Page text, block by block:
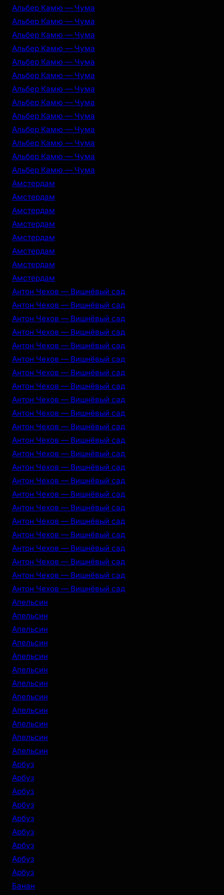
Альбер Камю — Чума
Альбер Камю — Чума
Альбер Камю — Чума
Альбер Камю — Чума
Альбер Камю — Чума
Альбер Камю — Чума
Альбер Камю — Чума
Альбер Камю — Чума
Альбер Камю — Чума
Альбер Камю — Чума
Альбер Камю — Чума
Альбер Камю — Чума
Альбер Камю — Чума
Амстердам
Амстердам
Амстердам
Амстердам
Амстердам
Амстердам
Амстердам
Амстердам
Антон Чехов — Вишнёвый сад
Антон Чехов — Вишнёвый сад
Антон Чехов — Вишнёвый сад
Антон Чехов — Вишнёвый сад
Антон Чехов — Вишнёвый сад
Антон Чехов — Вишнёвый сад
Антон Чехов — Вишнёвый сад
Антон Чехов — Вишнёвый сад
Антон Чехов — Вишнёвый сад
Антон Чехов — Вишнёвый сад
Антон Чехов — Вишнёвый сад
Антон Чехов — Вишнёвый сад
Антон Чехов — Вишнёвый сад
Антон Чехов — Вишнёвый сад
Антон Чехов — Вишнёвый сад
Антон Чехов — Вишнёвый сад
Антон Чехов — Вишнёвый сад
Антон Чехов — Вишнёвый сад
Антон Чехов — Вишнёвый сад
Антон Чехов — Вишнёвый сад
Антон Чехов — Вишнёвый сад
Антон Чехов — Вишнёвый сад
Антон Чехов — Вишнёвый сад
Апельсин
Апельсин
Апельсин
Апельсин
Апельсин
Апельсин
Апельсин
Апельсин
Апельсин
Апельсин
Апельсин
Апельсин
Арбуз
Арбуз
Арбуз
Арбуз
Арбуз
Арбуз
Арбуз
Арбуз
Арбуз
Банан